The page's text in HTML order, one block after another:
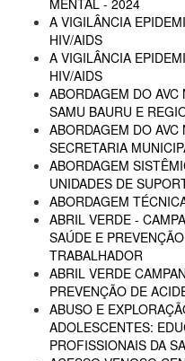
MENTAL - 2024
A VIGILÂNCIA
HIV/AIDS
A VIGILÂNCIA
HIV/AIDS
ABORDAGEM DO
SAMU BAURU E
ABORDAGEM DO
SECRETARIA
ABORDAGEM
UNIDADES DE
ABORDAGEM
ABRIL VERDE -
SAÚDE E
TRABALHADOR
ABRIL VERDE
PREVENÇÃO DE
ABUSO E
ADOLESCENTES:
PROFISSIONAIS DA